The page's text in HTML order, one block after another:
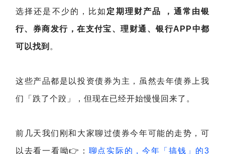
选择还是不少的，比如 定期理财产品 ，通常由银
行、券商发行，在支付宝、理财通、银行APP中都
可以找到 。
这些产品都是以投资债券为主，虽然去年债券上我
们「跌了个跤」，但现在已经开始慢慢回来了。
前几天我们刚和大家聊过债券今年可能的走势，可
以去看一看呦👉： 聊点实际的，今年「搞钱」的3